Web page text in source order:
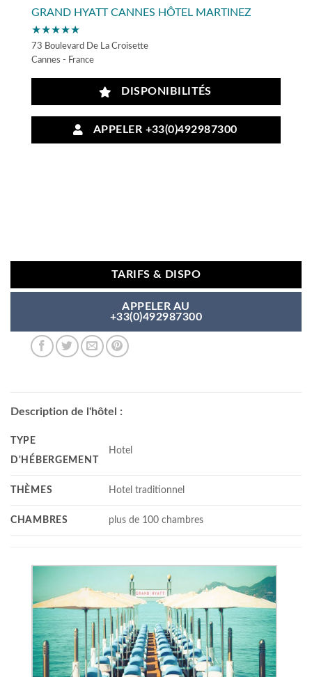
GRAND HYATT CANNES HÔTEL MARTINEZ
★★★★★
73 Boulevard De La Croisette
Cannes - France
DISPONIBILITÉS
APPELER +33(0)492987300
TARIFS & DISPO
APPELER AU
+33(0)492987300
Description de l'hôtel :
TYPE
D'HÉBERGEMENT
Hotel
THÈMES Hotel traditionnel
CHAMBRES plus de 100 chambres